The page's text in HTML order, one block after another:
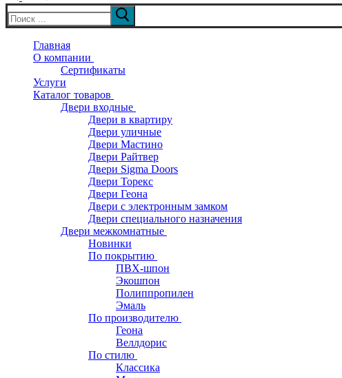
Искать:
Главная
О компании
Сертификаты
Услуги
Каталог товаров
Двери входные
Двери в квартиру
Двери уличные
Двери Мастино
Двери Райтвер
Двери Sigma Doors
Двери Торекс
Двери Геона
Двери с электронным замком
Двери специального назначения
Двери межкомнатные
Новинки
По покрытию
ПВХ-шпон
Экошпон
Полиппропилен
Эмаль
По производителю
Геона
Веллдорис
По стилю
Классика